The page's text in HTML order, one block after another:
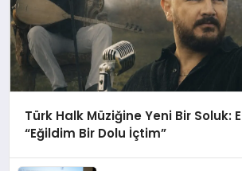
Türk Halk Müziğine Yeni Bir Soluk:
“Eğildim Bir Dolu İçtim”